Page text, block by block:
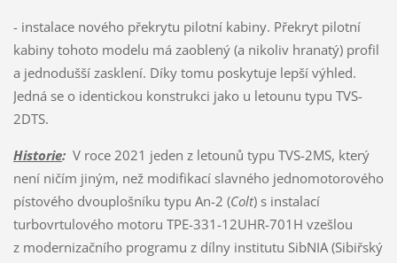
- instalace nového překrytu pilotní kabiny. Překryt pilotní
kabiny tohoto modelu má zaoblený (a nikoliv hranatý) profil
a jednodušší zasklení. Díky tomu poskytuje lepší výhled.
Jedná se o identickou konstrukci jako u letounu typu TVS-
2DTS.
Historie:V roce 2021 jeden z letounů typu TVS-2MS, který
není ničím jiným, než modifikací slavného jednomotorového
pístového dvouplošníku typu An-2 (Colt) s instalací
turbovrtulového motoru TPE-331-12UHR-701H vzešlou
z modernizačního programu z dílny institutu SibNIA (Sibiřský